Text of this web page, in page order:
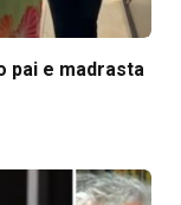
pai e madrasta